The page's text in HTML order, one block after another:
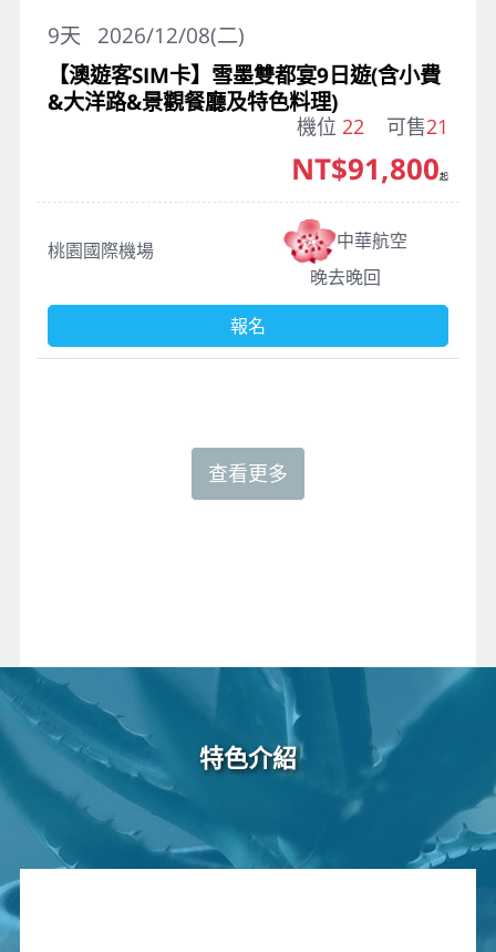
特色介紹
2026/12/08(二)
9天
【澳遊客SIM卡】雪墨雙都宴9日遊(含小費
&大洋路&景觀餐廳及特色料理)
機位 22 可售21
桃園國際機場
中華航空
晚去晚回
NT$91,800起
報名
查看更多